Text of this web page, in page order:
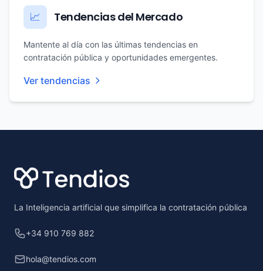
📈 Tendencias del Mercado
Mantente al día con las últimas tendencias en
contratación pública y oportunidades emergentes.
Ver tendencias
La Inteligencia artificial que simplifica la contratación pública
+34 910 769 882
hola@tendios.com